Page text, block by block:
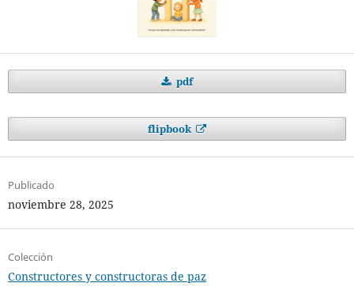
pdf
flipbook
Publicado
noviembre 28, 2025
Colección
Constructores y constructoras de paz